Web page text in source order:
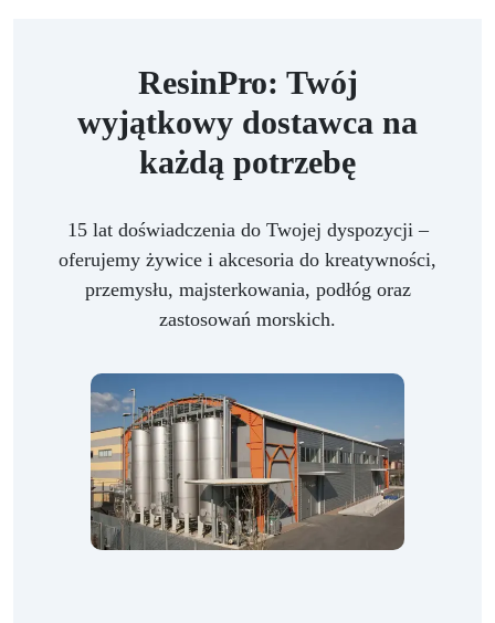
ResinPro: Twój
wyjątkowy dostawca na
każdą potrzebę
15 lat doświadczenia do Twojej dyspozycji –
oferujemy żywice i akcesoria do kreatywności,
przemysłu, majsterkowania, podłóg oraz
zastosowań morskich.